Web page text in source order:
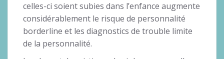
celles-ci soient subies dans l’enfance augmente
considérablement le risque de personnalité
borderline et les diagnostics de trouble limite
de la personnalité.